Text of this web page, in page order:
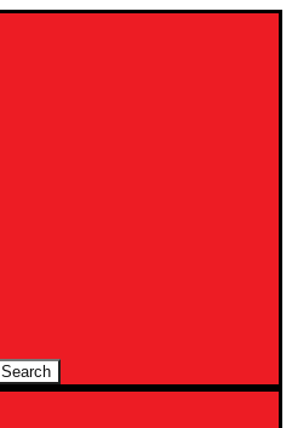
Search